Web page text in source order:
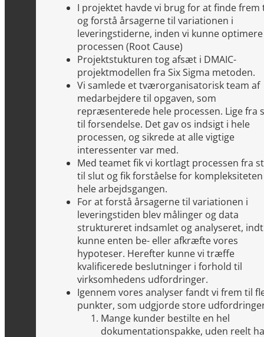
I projektet havde vi brug for at finde frem
og forstå årsagerne til variationen i
leveringstiderne, inden vi kunne optimere
processen (Root Cause)
Projektstukturen tog afsæt i DMAIC-
projektmodellen fra Six Sigma metoden.
Vi samlede et tværorganisatorisk team af
medarbejdere til opgaven, som
repræsenterede hele processen. Lige fra
til forsendelse. Det gav os indsigt i hele
processen, og sikrede at alle vigtige
interessenter var med.
Med teamet fik vi kortlagt processen fra
til slut og fik forståelse for
hele arbejdsgangen.
For at forstå årsagerne til variationen i
leveringstiden blev målinger og data
struktureret indsamlet og analyseret,
kunne enten be- eller afkræfte vores
hypoteser. Herefter kunne vi træffe
kvalificerede beslutninger i forhold til
virksomhedens udfordringer.
Igennem vores analyser fandt vi frem til
punkter, som udgjorde store
Mange kunder bestilte en hel
dokumentationspakke, uden reelt